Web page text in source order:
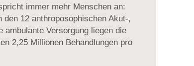
immer mehr Menschen an:
den 12 anthroposophischen Akut-,
ambulante Versorgung liegen die
2,25 Millionen Behandlungen pro